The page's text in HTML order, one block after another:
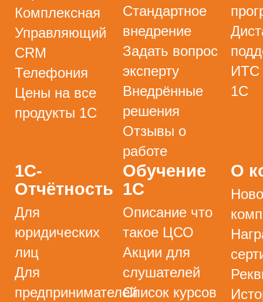
Комплексная
Управляющий
CRM
Телефония
Цены на все
продукты 1С
Стандартное
внедрение
Задать вопрос
эксперту
Внедрённые
решения
Отзывы о
работе
ИТС
1С
1С-
Отчётность
Для
юридических
лиц
Для
предпринимателей
Обучение
1С
Описание что
такое ЦСО
Акции для
слушателей
Список курсов
О